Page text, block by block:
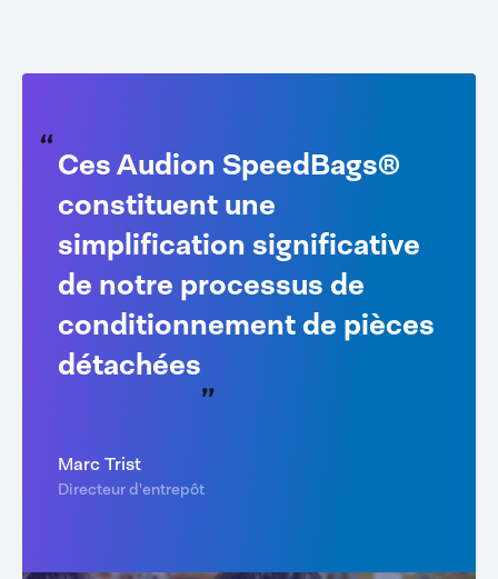
Ces Audion SpeedBags®
constituent une
simplification significative
de notre processus de
conditionnement de pièces
détachées
Marc Trist
Directeur d'entrepôt